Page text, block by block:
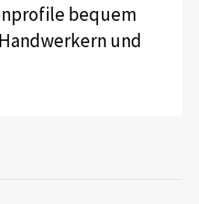
bequem
und